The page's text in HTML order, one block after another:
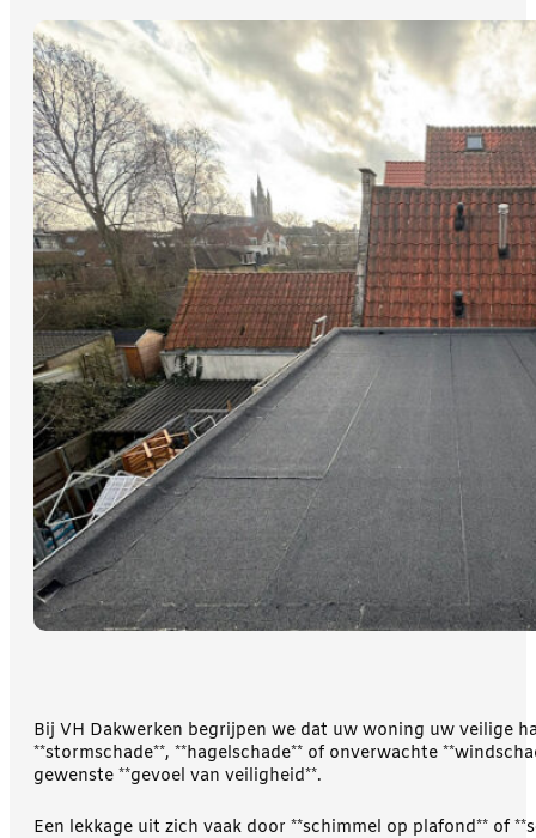
Bij VH Dakwerken begrijpen we dat uw woning uw veilige
**stormschade**, **hagelschade** of onverwachte
gewenste **gevoel van veiligheid**.
Een lekkage uit zich vaak door **schimmel op plafond** of